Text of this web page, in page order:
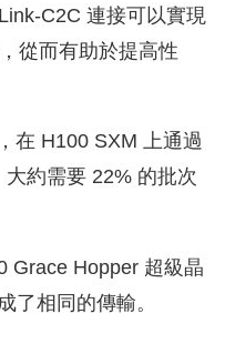
C2C 連接可以實現
從而有助於提高性
在 H100 SXM 上通過
約需要 22% 的批次
Grace Hopper 超級晶
了相同的傳輸。